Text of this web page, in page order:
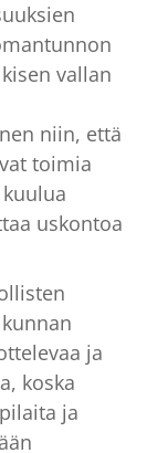
vallan
niin, että
toimia
uskontoa
ja
koska
ja